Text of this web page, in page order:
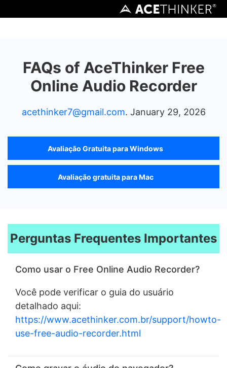
FAQs of AceThinker Free
Online Audio Recorder
acethinker7@gmail.com. January 29, 2026
Avaliação Gratuita para Windows
Avaliação gratuita para Mac
Perguntas Frequentes Importantes
Como usar o Free Online Audio Recorder?
Você pode verificar o guia do usuário
detalhado aqui:
https://www.acethinker.com.br/support/howto-
use-free-audio-recorder.html